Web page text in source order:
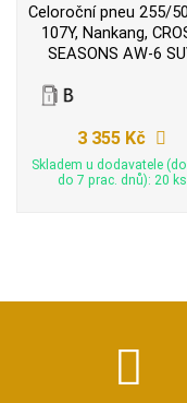
Celoroční pneu 255/
107Y, Nankang,
SEASONS AW-6
3 355 Kč
Skladem u dodavatele
do 7 prac. dnů): 20 ks